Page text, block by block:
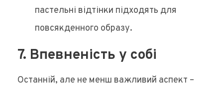
пастельні відтінки підходять для
повсякденного образу.
7. Впевненість у собі
Останній, але не менш важливий аспект –